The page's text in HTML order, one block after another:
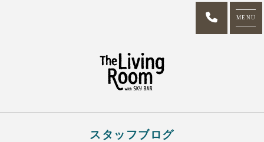
MENU
スタッフブログ